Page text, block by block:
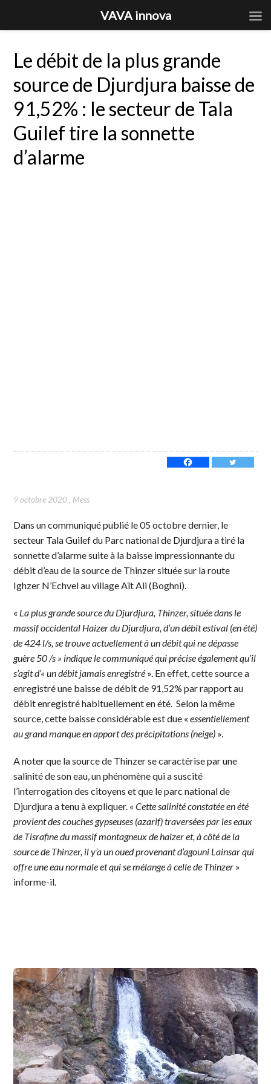
Le débit de la plus grande
source de Djurdjura baisse de
91,52% : le secteur de Tala
Guilef tire la sonnette
d’alarme
9 octobre 2020, Mess
Dans un communiqué publié le 05 octobre dernier, le
secteur Tala Guilef du Parc national de Djurdjura a tiré la
sonnette d’alarme suite à la baisse impressionnante du
débit d’eau de la source de Thinzer située sur la route
Ighzer N’Echvel au village Aït Ali (Boghni).
« La plus grande source du Djurdjura, Thinzer, située dans le
massif occidental Haizer du Djurdjura, d’un débit estival (en été)
de 424 l/s, se trouve actuellement à un débit qui ne dépasse
guère 50 /s » indique le communiqué qui précise également qu’il
s’agit d’« un débit jamais enregistré ». En effet, cette source a
enregistré une baisse de débit de 91,52% par rapport au
débit enregistré habituellement en été. Selon la même
source, cette baisse considérable est due « essentiellement
au grand manque en apport des précipitations (neige) ».
A noter que la source de Thinzer se caractérise par une
salinité de son eau, un phénomène qui a suscité
l’interrogation des citoyens et que le parc national de
Djurdjura a tenu à expliquer. « Cette salinité constatée en été
provient des couches gypseuses (azarif) traversées par les eaux
de Tisrafine du massif montagneux de haizer et, à côté de la
source de Thinzer, il y’a un oued provenant d’agouni Lainsar qui
offre une eau normale et qui se mélange à celle de Thinzer »
informe-il.
VAVA innova